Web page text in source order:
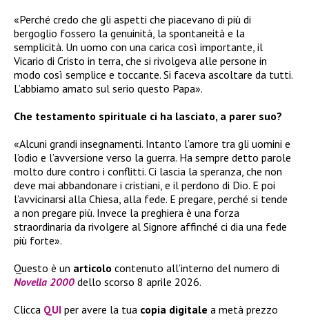
«Perché credo che gli aspetti che piacevano di più di
bergoglio fossero la genuinità, la spontaneità e la
semplicità. Un uomo con una carica così importante, il
Vicario di Cristo in terra, che si rivolgeva alle persone in
modo così semplice e toccante. Si faceva ascoltare da tutti.
L’abbiamo amato sul serio questo Papa».
Che testamento spirituale ci ha lasciato, a parer suo?
«Alcuni grandi insegnamenti. Intanto l’amore tra gli uomini e
l’odio e l’avversione verso la guerra. Ha sempre detto parole
molto dure contro i conflitti. Ci lascia la speranza, che non
deve mai abbandonare i cristiani, e il perdono di Dio. E poi
l’avvicinarsi alla Chiesa, alla fede. E pregare, perché si tende
a non pregare più. Invece la preghiera è una forza
straordinaria da rivolgere al Signore affinché ci dia una fede
più forte».
Questo è un articolo contenuto all’interno del numero di
Novella 2000 dello scorso 8 aprile 2026.
Clicca QUI per avere la tua copia digitale a metà prezzo